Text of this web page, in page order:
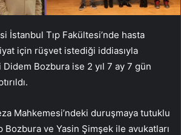
İstanbul Tıp Fakültesi’nde hasta
için rüşvet istediği iddiasıyla
Didem Bozbura ise 2 yıl 7 ay 7 gün
Mahkemesi’ndeki duruşmaya tutuklu
Bozbura ve Yasin Şimşek ile avukatları